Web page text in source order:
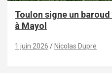
Toulon signe un baroud
à Mayol
1 juin 2026 Nicolas Dupre